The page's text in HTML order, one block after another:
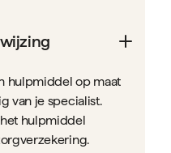
hulpmiddel op maat
van je specialist.
hulpmiddel